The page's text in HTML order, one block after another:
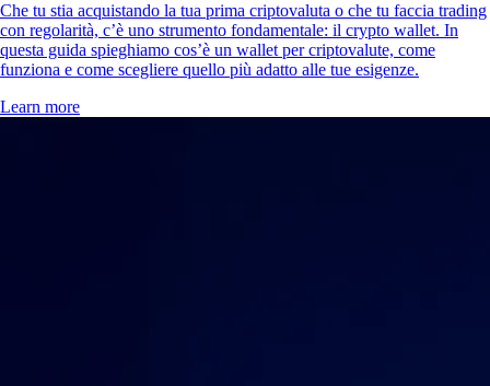
Che tu stia acquistando la tua prima criptovaluta o che tu faccia trading
con regolarità, c’è uno strumento fondamentale: il crypto wallet. In
questa guida spieghiamo cos’è un wallet per criptovalute, come
funziona e come scegliere quello più adatto alle tue esigenze.
Learn more